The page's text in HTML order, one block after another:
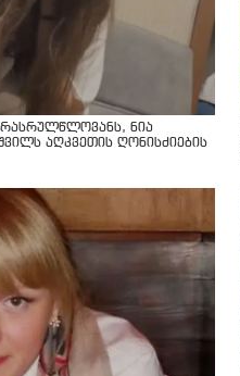
ნია
აღკვეთის ღონისძიების